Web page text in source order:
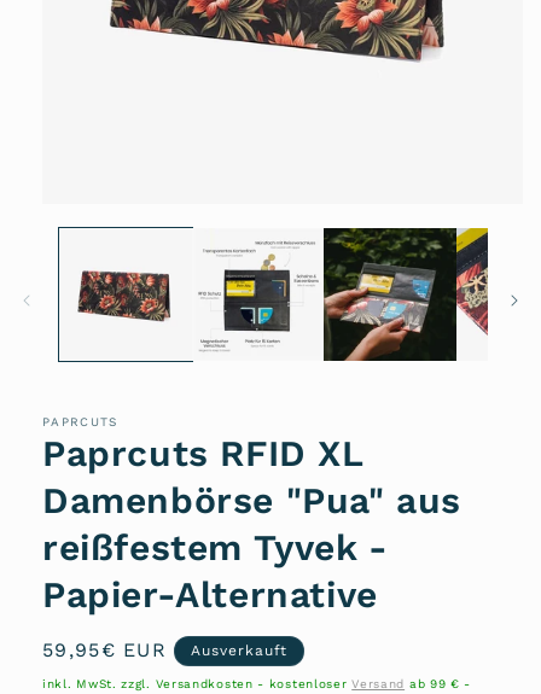
Modal
öffnen
PAPRCUTS
Paprcuts RFID XL
Damenbörse "Pua" aus
reißfestem Tyvek -
Papier-Alternative
Normaler
Preis
59,95€ EUR Ausverkauft
inkl. MwSt. zzgl. Versandkosten - kostenloserVersand ab 99 € -